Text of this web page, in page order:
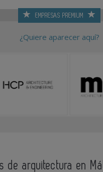
EMPRESAS PREMIUM
¿Quiere aparecer aquí?
de arquitectura en